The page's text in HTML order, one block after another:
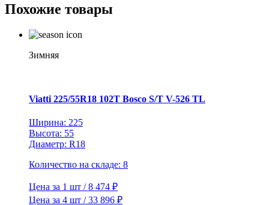
EV
Похожие товары
Зимняя
Viatti 225/55R18 102T Bosco S/T V-526 TL
Ширина: 225
Высота: 55
Диаметр: R18
Количество на складе: 8
Цена за 1 шт / 8 474 ₽
Цена за 4 шт / 33 896 ₽